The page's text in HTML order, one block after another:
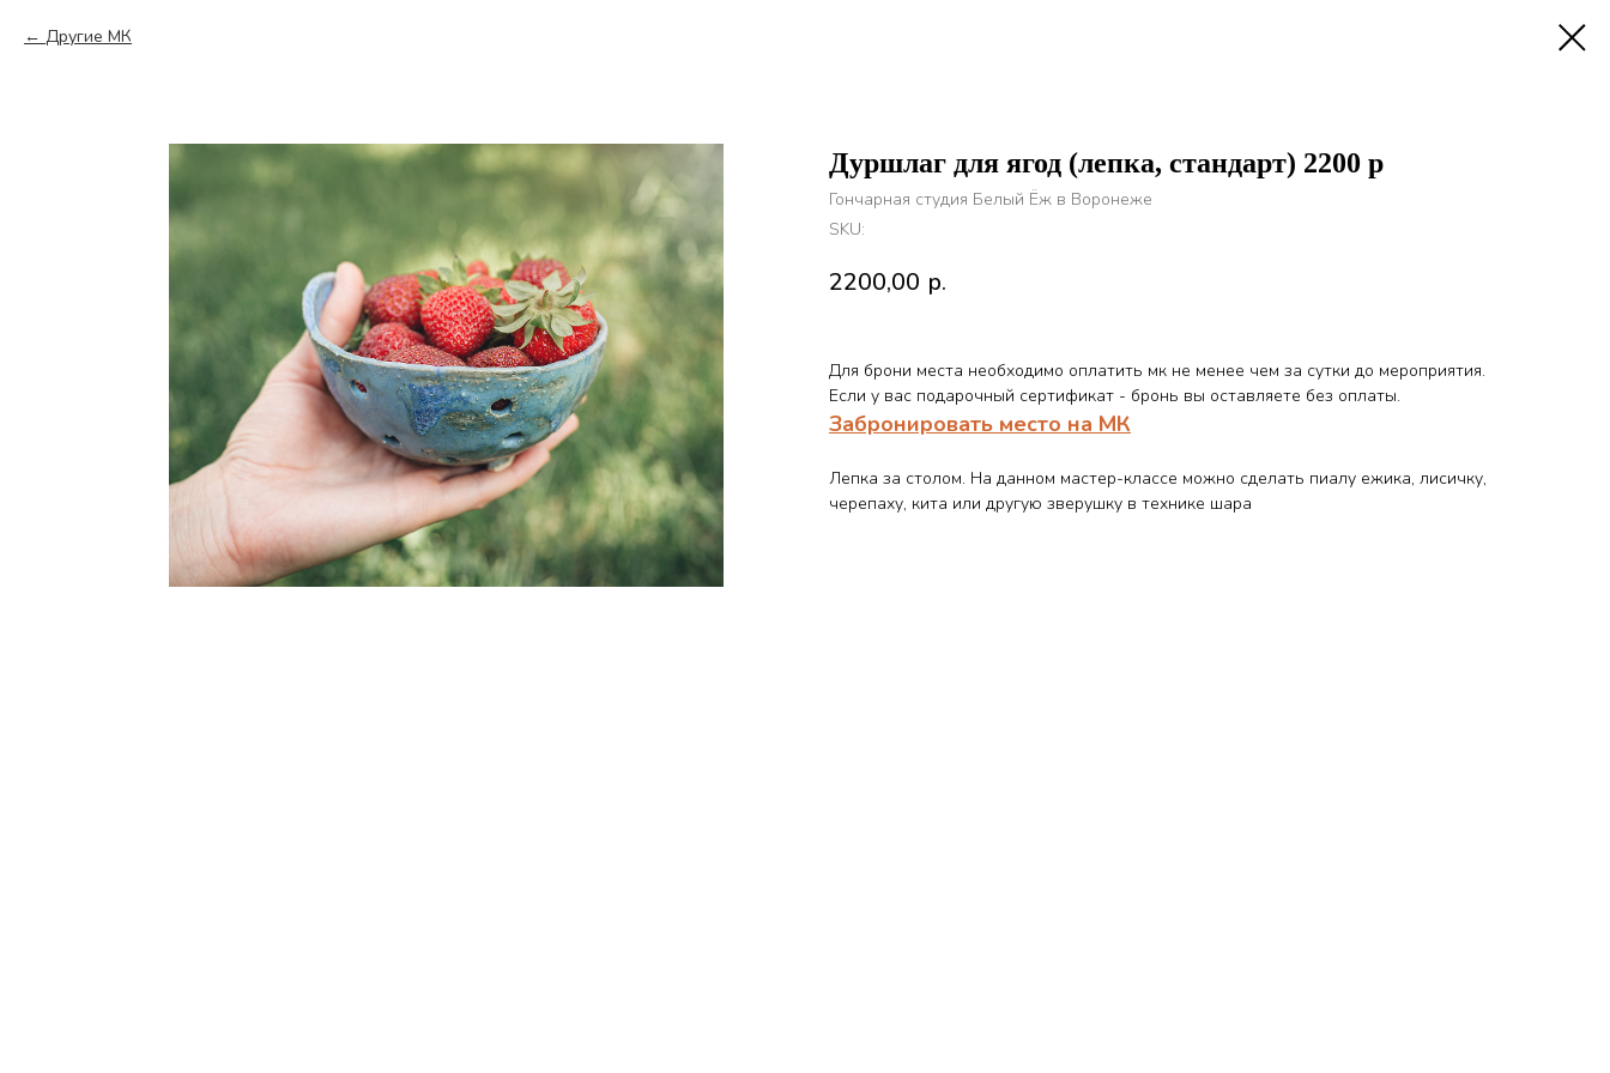
Другие МК
Дуршлаг для ягод (лепка, стандарт) 2200 р
Гончарная студия Белый Ёж в Воронеже
SKU:
2200,00 р.
Для брони места необходимо оплатить мк не менее чем за сутки до мероприятия.
Если у вас подарочный сертификат - бронь вы оставляете без оплаты.
Забронировать место на МК
Лепка за столом. На данном мастер-классе можно сделать пиалу ежика, лисичку,
черепаху, кита или другую зверушку в технике шара